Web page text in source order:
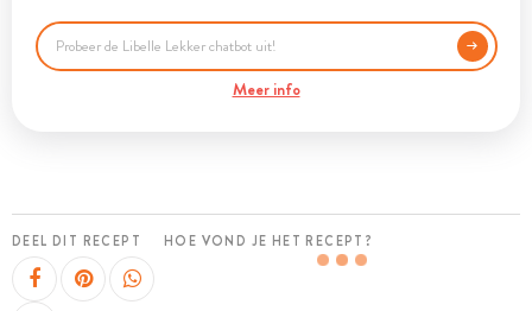
Meer info
DEEL DIT RECEPT HOE VOND JE HET RECEPT?